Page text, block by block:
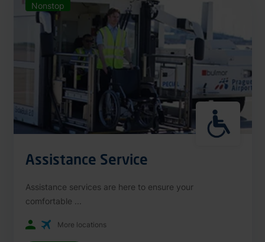
Nonstop
Assistance Service
Assistance services are here to ensure your
comfortable ...
More locations